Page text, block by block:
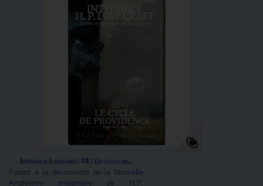
Intégrale Lovecraft T4 : Le cycle de...
Partez à la découverte de la Nouvelle
Angleterre imaginaire de H.P.